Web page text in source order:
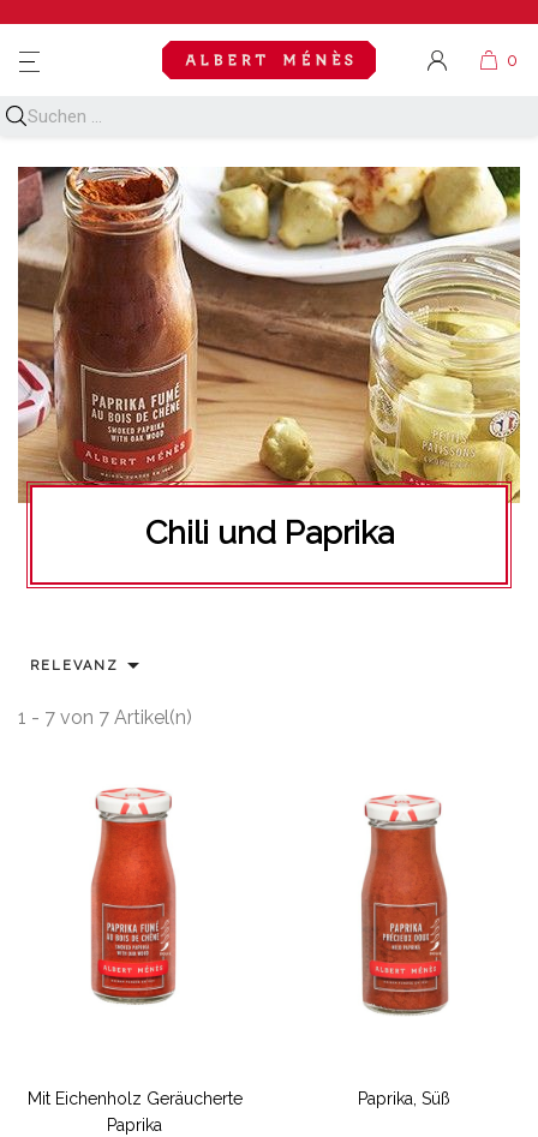
MENU
Chili und Paprika
RELEVANZ 
1 - 7 von 7 Artikel(n)
Mit Eichenholz Geräucherte
Paprika
Paprika, Süß